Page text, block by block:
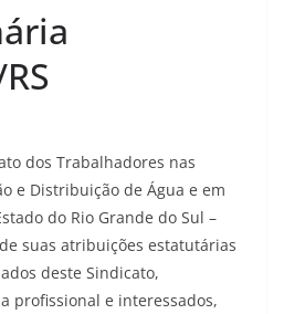
dos Trabalhadores nas
e Distribuição de Água e em
do Rio Grande do Sul –
suas atribuições estatutárias
deste Sindicato,
profissional e interessados,